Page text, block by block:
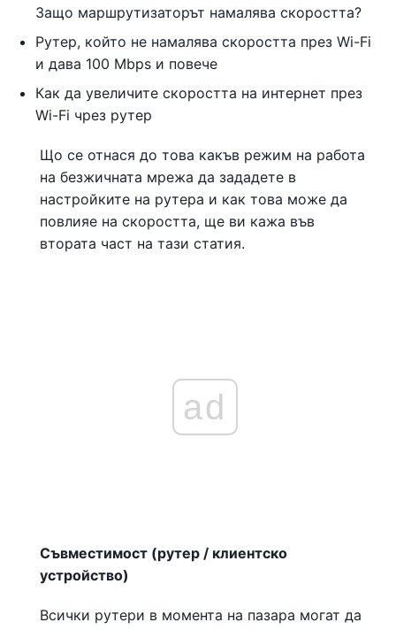
Защо маршрутизаторът намалява скоростта?
Рутер, който не намалява скоростта през Wi-Fi
и дава 100 Mbps и повече
Как да увеличите скоростта на интернет през
Wi-Fi чрез рутер
Що се отнася до това какъв режим на работа
на безжичната мрежа да зададете в
настройките на рутера и как това може да
повлияе на скоростта, ще ви кажа във
втората част на тази статия.
ad
Съвместимост (рутер / клиентско
устройство)
Всички рутери в момента на пазара могат да